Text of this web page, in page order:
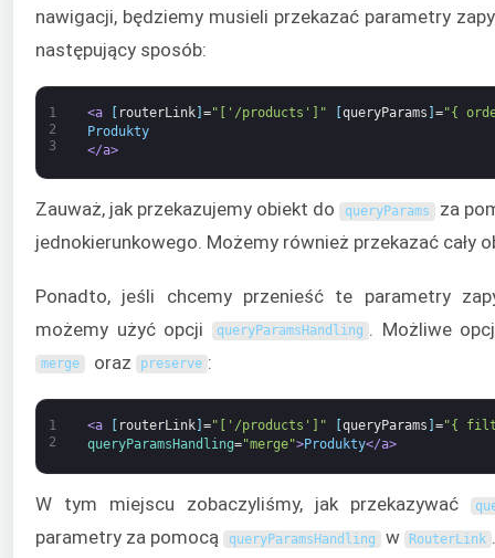
nawigacji, będziemy musieli przekazać parametry
następujący sposób:
1
2
3
<a routerLink] ="['/products']" queryParams ="{
Produkty
</a>
Zauważ, jak przekazujemy obiekt do queryParams za
jednokierunkowego. Możemy również przekazać cały
Ponadto, jeśli chcemy przenieść te parametry
możemy użyć opcji
queryParamsHandling . Możliwe
merge oraz preserve :
1
2
<a routerLink] ="['/products']" queryParams ="{
queryParamsHandling="merge">Produkty</a>
W tym miejscu zobaczyliśmy, jak przekazywać
parametry za pomocą queryParamsHandling w RouterLink